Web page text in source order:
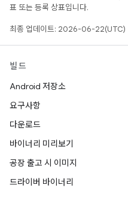
표 또는 등록 상표입니다.
최종 업데이트: 2026-06-22(UTC)
빌드
Android 저장소
요구사항
다운로드
바이너리 미리보기
공장 출고 시 이미지
드라이버 바이너리